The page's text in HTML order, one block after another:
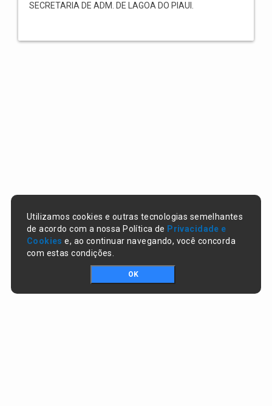
SECRETARIA DE ADM. DE LAGOA DO PIAUI.
Utilizamos cookies e outras tecnologias semelhantes
de acordo com a nossa Política de Privacidade e
Cookies e, ao continuar navegando, você concorda
com estas condições.
OK